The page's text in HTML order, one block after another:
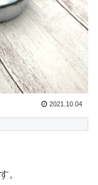
2021.10.04
。